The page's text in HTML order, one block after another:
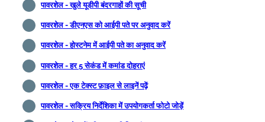
पावरशेल - खुले यूडीपी बंदरगाहों की सूची
पावरशेल - डीएनएस को आईपी पते पर अनुवाद करें
पावरशेल - होस्टनेम में आईपी पते का अनुवाद करें
पावरशेल - हर 5 सेकंड में कमांड दोहराएं
पावरशेल - एक टेक्स्ट फ़ाइल से लाइनें पढ़ें
पावरशेल - सक्रिय निर्देशिका में उपयोगकर्ता फोटो जोड़ें